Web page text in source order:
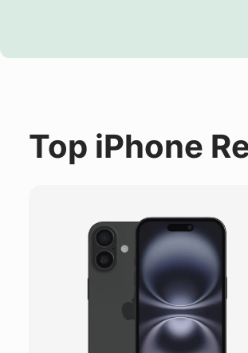
Top iPhone